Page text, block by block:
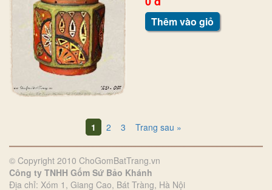
Thêm vào giỏ
1 2 3 Trang sau »
© Copyright 2010 ChoGomBatTrang.vn
Công ty TNHH Gốm Sứ Bảo Khánh
Địa chỉ: Xóm 1, Giang Cao, Bát Tràng, Hà Nội